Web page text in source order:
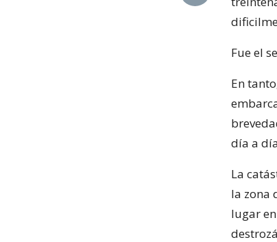
Fue el
En
día a
La
la zona
lugar